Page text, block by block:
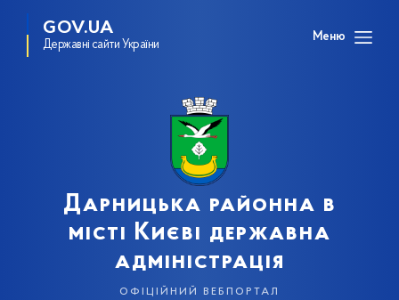
GOV.UA
Державні сайти України
Меню
Дарницька районна в
місті Києві державна
адміністрація
офіційний вебпортал